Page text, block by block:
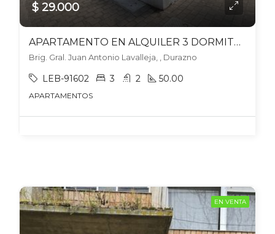
$ 29.000
APARTAMENTO EN ALQUILER 3 DORMITORIOS CON COCHERA EN DURAZNO
Brig. Gral. Juan Antonio Lavalleja, , Durazno
LEB-91602 3 2 50.00
APARTAMENTOS
EN VENTA